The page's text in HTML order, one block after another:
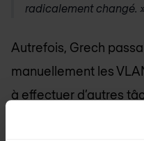
radicalement changé.
Autrefois, Grech
manuellement les
à effectuer d’autres
des développeurs.